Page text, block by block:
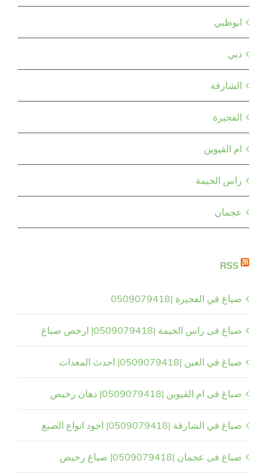
ابوظبي
دبي
الشارقة
الفجيرة
ام القيوين
راس الخيمة
عجمان
RSS
صباغ في الفجيرة |0509079418
صباغ فى راس الخيمة |0509079418| ارخص صباغ
صباغ في العين |0509079418| احدث المعدات
صباغ فى ام القيوين |0509079418| دهان رخيص
صباغ في الشارقة |0509079418| اجود انواع الصبغ
صباغ فى عجمان |0509079418| صباغ رخيص